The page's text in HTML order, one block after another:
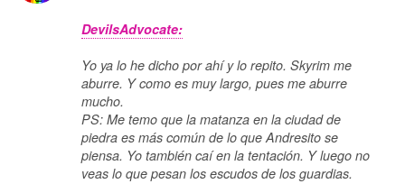
DevilsAdvocate:
Yo ya lo he dicho por ahí y lo repito. Skyrim me
aburre. Y como es muy largo, pues me aburre
mucho.
PS: Me temo que la matanza en la ciudad de
piedra es más común de lo que Andresito se
piensa. Yo también caí en la tentación. Y luego no
veas lo que pesan los escudos de los guardias.